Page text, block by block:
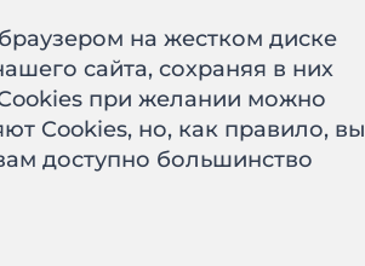
на жестком диске
сайта, сохраняя в них
при желании можно
Cookies, но, как правило, вы
доступно большинство